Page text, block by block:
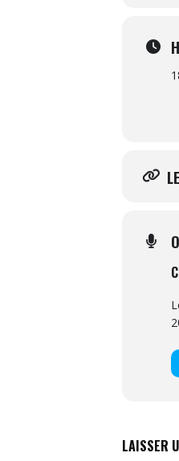
LAISSER